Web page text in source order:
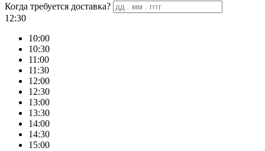
Когда требуется доставка?
12:30
10:00
10:30
11:00
11:30
12:00
12:30
13:00
13:30
14:00
14:30
15:00